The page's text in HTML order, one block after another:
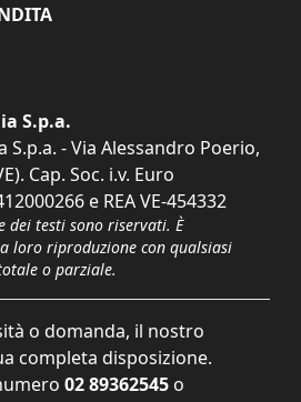
S.p.a.
- Via Alessandro Poerio,
Cap. Soc. i.v. Euro
e REA VE-454332
testi sono riservati. È
loro riproduzione con qualsiasi
o parziale.
o domanda, il nostro
completa disposizione.
02 89362545 o